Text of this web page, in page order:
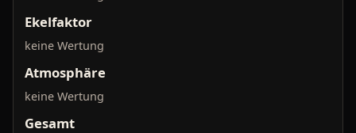
Ekelfaktor
keine Wertung
Atmosphäre
keine Wertung
Gesamt